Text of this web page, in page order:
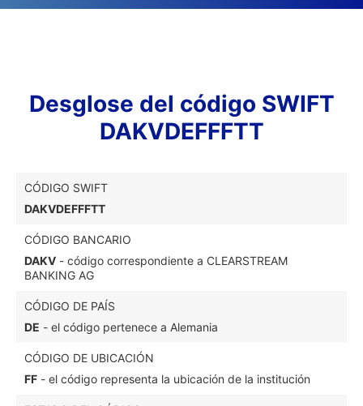
Desglose del código SWIFT
DAKVDEFFFTT
CÓDIGO SWIFT
DAKVDEFFFTT
CÓDIGO BANCARIO
DAKV - código correspondiente a CLEARSTREAM
BANKING AG
CÓDIGO DE PAÍS
DE - el código pertenece a Alemania
CÓDIGO DE UBICACIÓN
FF - el código representa la ubicación de la institución